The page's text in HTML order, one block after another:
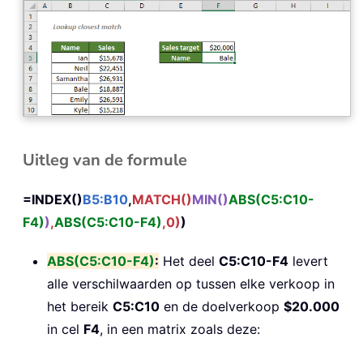
Uitleg van de formule
=INDEX()B5:B10,MATCH()MIN()ABS(C5:C10-
F4)),ABS(C5:C10-F4),0))
ABS(C5:C10-F4): Het deel C5:C10-F4 levert
alle verschilwaarden op tussen elke verkoop in
het bereik C5:C10 en de doelverkoop $20.000
in cel F4, in een matrix zoals deze: